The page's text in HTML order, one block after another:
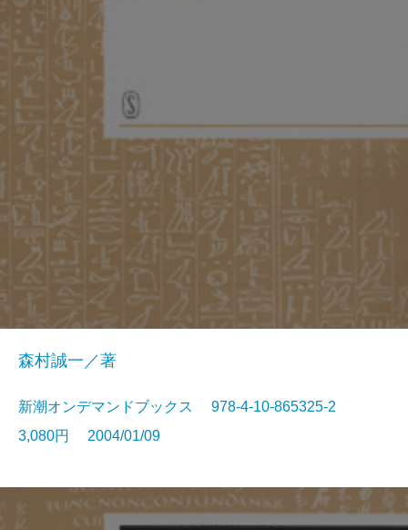
森村誠一／著
新潮オンデマンドブックス 978-4-10-865325-2
3,080円 2004/01/09